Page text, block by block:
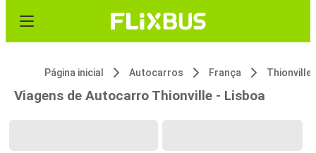
Página inicial Autocarros França Thionville
Viagens de Autocarro Thionville - Lisboa